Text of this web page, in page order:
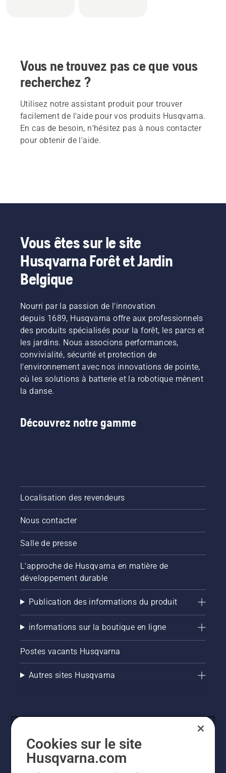
Vous ne trouvez pas ce que vous
recherchez ?
Utilisez notre assistant produit pour trouver
facilement de l'aide pour vos produits Husqvarna.
En cas de besoin, n'hésitez pas à nous contacter
pour obtenir de l'aide.
Vous êtes sur le site
Husqvarna Forêt et Jardin
Belgique
Nourri par la passion de l'innovation
depuis 1689, Husqvarna offre aux professionnels
des produits spécialisés pour la forêt, les parcs et
les jardins. Nous associons performances,
convivialité, sécurité et protection de
l'environnement avec nos innovations de pointe,
où les solutions à batterie et la robotique mènent
la danse.
Découvrez notre gamme
Localisation des revendeurs
Nous contacter
Salle de presse
L'approche de Husqvarna en matière de
développement durable
Publication des informations du produit
informations sur la boutique en ligne
Postes vacants Husqvarna
Autres sites Husqvarna
Cookies sur le site
Husqvarna.com